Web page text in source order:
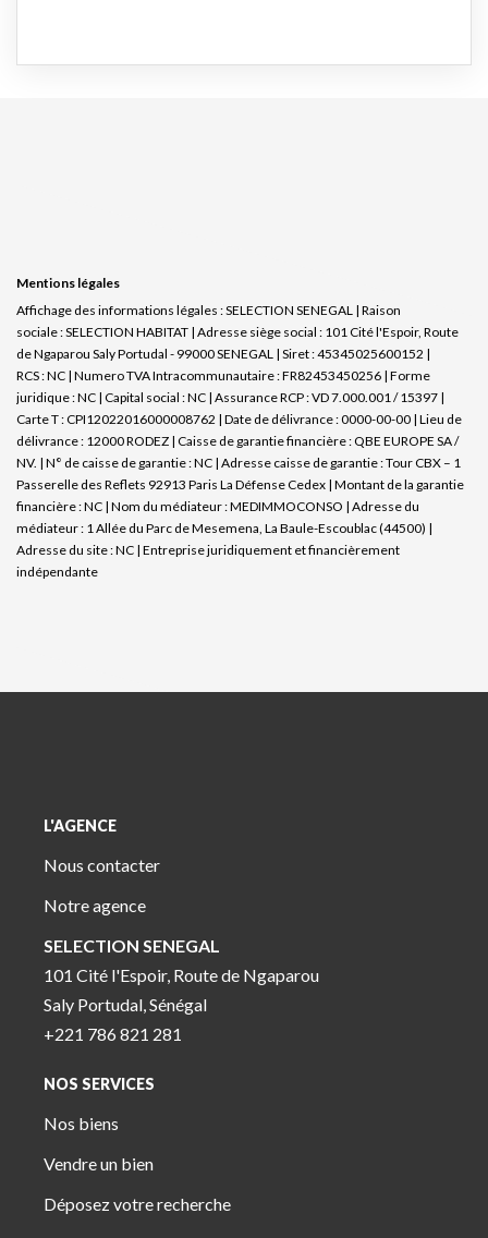
Mentions légales
Affichage des informations légales : SELECTION SENEGAL | Raison
sociale : SELECTION HABITAT | Adresse siège social : 101 Cité l'Espoir, Route
de Ngaparou Saly Portudal - 99000 SENEGAL | Siret : 45345025600152 |
RCS : NC | Numero TVA Intracommunautaire : FR82453450256 | Forme
juridique : NC | Capital social : NC | Assurance RCP : VD 7.000.001 / 15397 |
Carte T : CPI12022016000008762 | Date de délivrance : 0000-00-00 | Lieu de
délivrance : 12000 RODEZ | Caisse de garantie financière : QBE EUROPE SA /
NV. | N° de caisse de garantie : NC | Adresse caisse de garantie : Tour CBX – 1
Passerelle des Reflets 92913 Paris La Défense Cedex | Montant de la garantie
financière : NC | Nom du médiateur : MEDIMMOCONSO | Adresse du
médiateur : 1 Allée du Parc de Mesemena, La Baule-Escoublac (44500) |
Adresse du site : NC | Entreprise juridiquement et financièrement
indépendante
L'AGENCE
Nous contacter
Notre agence
SELECTION SENEGAL
101 Cité l'Espoir, Route de Ngaparou
Saly Portudal, Sénégal
+221 786 821 281
NOS SERVICES
Nos biens
Vendre un bien
Déposez votre recherche